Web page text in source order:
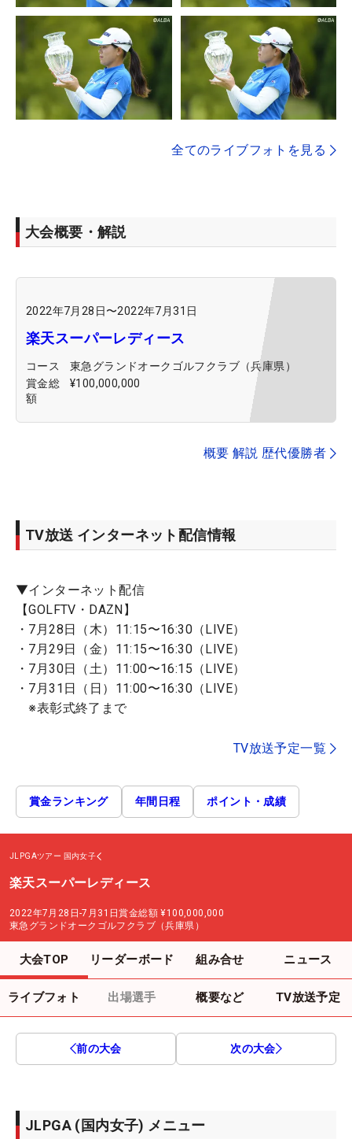
全てのライブフォトを見る
大会概要・解説
2022年7月28日〜2022年7月31日
楽天スーパーレディース
コース
東急グランドオークゴルフクラブ（兵庫県）
賞金総
額
¥100,000,000
概要 解説 歴代優勝者
TV放送 インターネット配信情報
▼インターネット配信
【GOLFTV・DAZN】
・7月28日（木）11:15〜16:30（LIVE）
・7月29日（金）11:15〜16:30（LIVE）
・7月30日（土）11:00〜16:15（LIVE）
・7月31日（日）11:00〜16:30（LIVE）
※表彰式終了まで
TV放送予定一覧
賞金ランキング 年間日程 ポイント・成績
JLPGAツアー 国内女子
楽天スーパーレディース
2022年7月28日-7月31日賞金総額 ¥100,000,000
東急グランドオークゴルフクラブ（兵庫県）
大会TOP リーダーボード 組み合せ ニュース
ライブフォト 出場選手 概要など TV放送予定
前の大会 次の大会
JLPGA (国内女子) メニュー